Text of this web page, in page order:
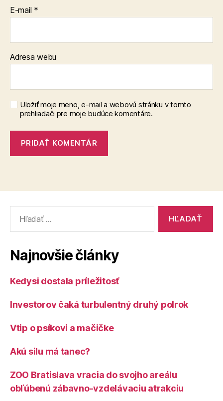
E-mail *
Adresa webu
Uložiť moje meno, e-mail a webovú stránku v tomto
prehliadači pre moje budúce komentáre.
Najnovšie články
Kedysi dostala príležitosť
Investorov čaká turbulentný druhý polrok
Vtip o psíkovi a mačičke
Akú silu má tanec?
ZOO Bratislava vracia do svojho areálu
obľúbenú zábavno-vzdelávaciu atrakciu